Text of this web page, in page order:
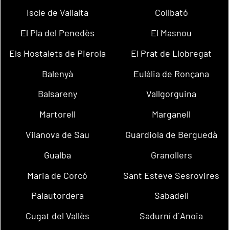
Iscle de Vallalta
Collbató
El Pla del Penedès
El Masnou
Els Hostalets de Pierola
El Prat de Llobregat
Balenyà
Eulàlia de Ronçana
Balsareny
Vallgorguina
Martorell
Marganell
Vilanova de Sau
Guardiola de Berguedà
Gualba
Granollers
Maria de Corcó
Sant Esteve Sesrovires
Palautordera
Sabadell
Cugat del Vallès
Sadurní d´Anoia